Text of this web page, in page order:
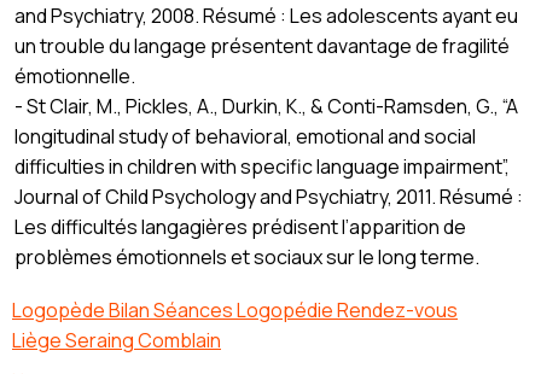
and Psychiatry, 2008. Résumé : Les adolescents ayant eu
un trouble du langage présentent davantage de fragilité
émotionnelle.
- St Clair, M., Pickles, A., Durkin, K., & Conti-Ramsden, G., “A
longitudinal study of behavioral, emotional and social
difficulties in children with specific language impairment”,
Journal of Child Psychology and Psychiatry, 2011. Résumé :
Les difficultés langagières prédisent l’apparition de
problèmes émotionnels et sociaux sur le long terme.
Logopède Bilan Séances Logopédie Rendez-vous
Liège Seraing Comblain